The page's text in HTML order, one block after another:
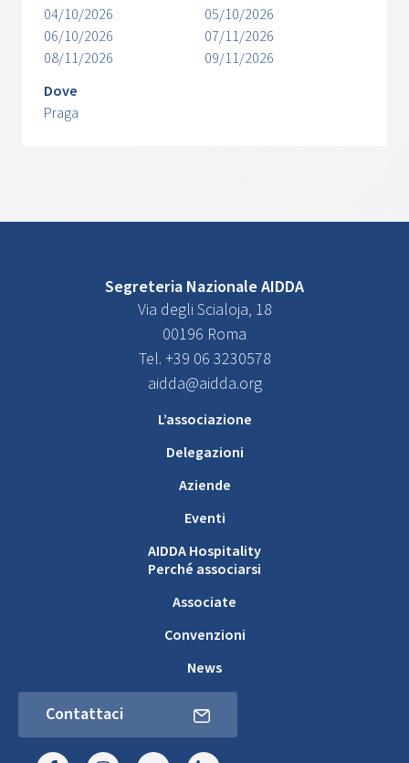
04/10/2026
05/10/2026
06/10/2026
07/11/2026
08/11/2026
09/11/2026
Dove
Praga
Segreteria Nazionale AIDDA
Via degli Scialoja, 18
00196 Roma
Tel. +39 06 3230578
aidda@aidda.org
L’associazione
Delegazioni
Aziende
Eventi
AIDDA Hospitality
Perché associarsi
Associate
Convenzioni
News
Contattaci